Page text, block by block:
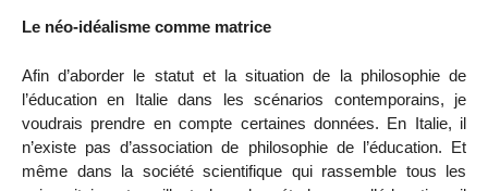
Le néo-idéalisme comme matrice
Afin d’aborder le statut et la situation de la philosophie de
l’éducation en Italie dans les scénarios contemporains, je
voudrais prendre en compte certaines données. En Italie, il
n’existe pas d’association de philosophie de l’éducation. Et
même dans la société scientifique qui rassemble tous les